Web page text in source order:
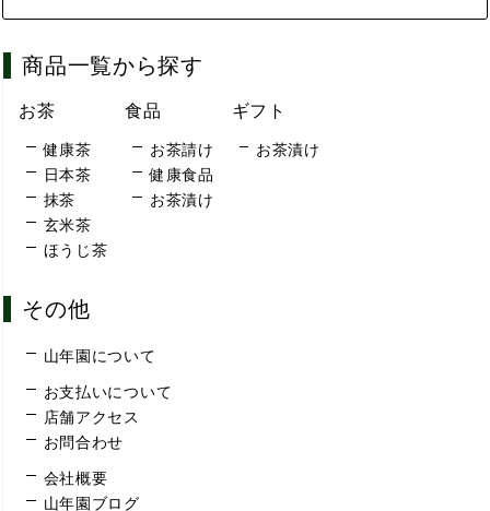
商品一覧から探す
お茶
健康茶
日本茶
抹茶
玄米茶
ほうじ茶
食品
お茶請け
健康食品
お茶漬け
ギフト
お茶漬け
その他
山年園について
お支払いについて
店舗アクセス
お問合わせ
会社概要
山年園ブログ